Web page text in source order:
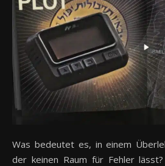
Was bedeutet es, in einem Überlebenskampf zu stehen,
der keinen Raum für Fehler